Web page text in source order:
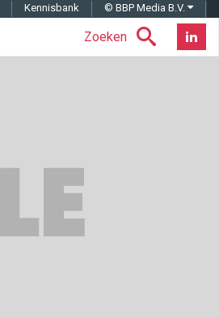
Zoeken
Kennisbank © BBP Media B.V.